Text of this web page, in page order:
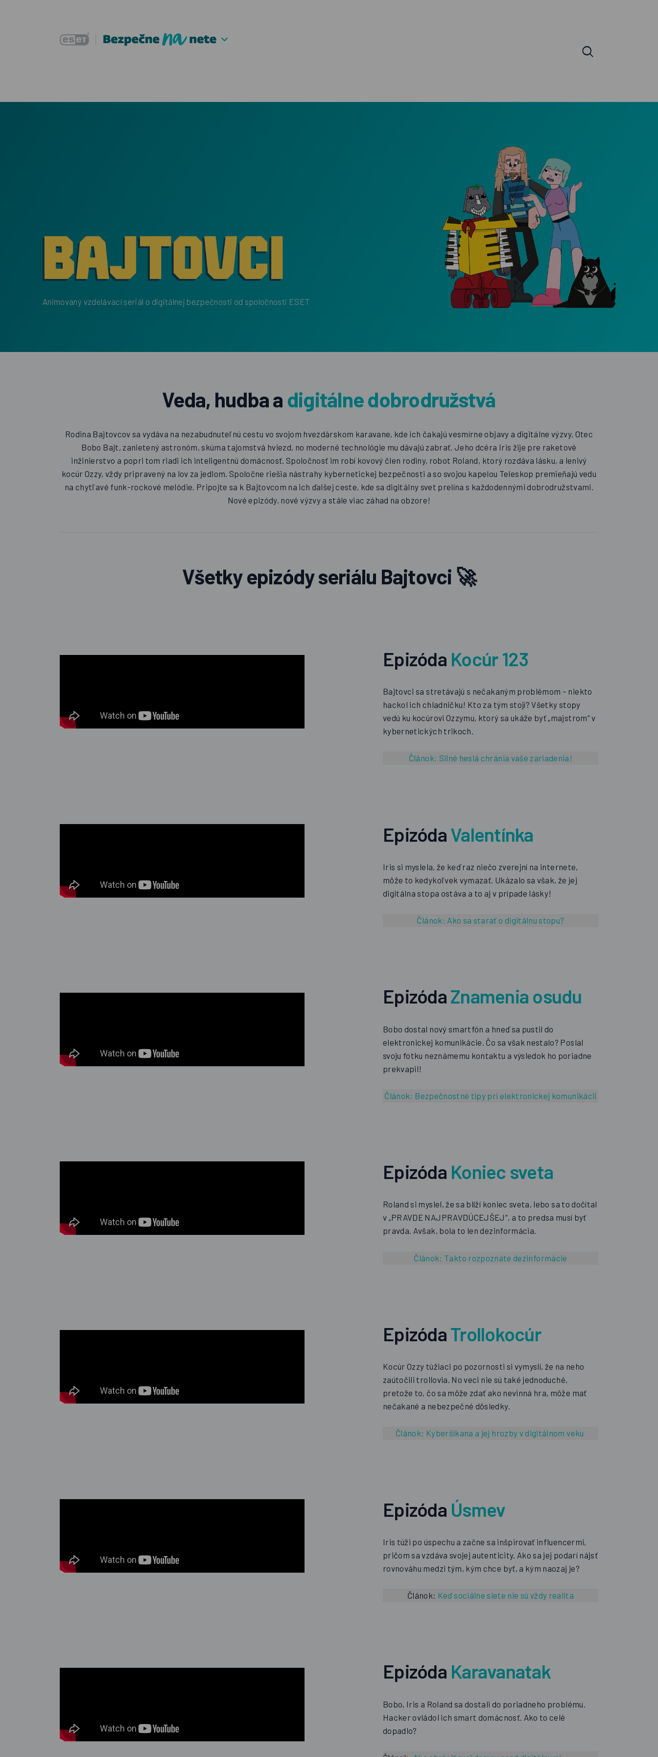
Animovaný vzdelávací seriál o digitálnej bezpečnosti od spoločnosti ESET
Veda, hudba a digitálne dobrodružstvá
Rodina Bajtovcov sa vydáva na nezabudnuteľnú cestu vo svojom hvezdárskom karavane, kde ich čakajú vesmírne objavy a digitálne výzvy. Otec
Bobo Bajt, zanietený astronóm, skúma tajomstvá hviezd, no moderné technológie mu dávajú zabrať. Jeho dcéra Iris žije pre raketové
inžinierstvo a popri tom riadi ich inteligentnú domácnosť. Spoločnosť im robí kovový člen rodiny, robot Roland, ktorý rozdáva lásku, a lenivý
kocúr Ozzy, vždy pripravený na lov za jedlom. Spoločne riešia nástrahy kybernetickej bezpečnosti a so svojou kapelou Teleskop premieňajú vedu
na chytľavé funk-rockové melódie. Pripojte sa k Bajtovcom na ich ďalšej ceste, kde sa digitálny svet prelína s každodennými dobrodružstvami.
Nové epizódy, nové výzvy a stále viac záhad na obzore!
Všetky epizódy seriálu Bajtovci 🚀
Epizóda Kocúr 123
Bajtovci sa stretávajú s nečakaným problémom – niekto
hackol ich chladničku! Kto za tým stojí? Všetky stopy
vedú ku kocúrovi Ozzymu, ktorý sa ukáže byť „majstrom“ v
kybernetických trikoch.
Článok: Silné heslá chránia vaše zariadenia!
EpizódaValentínka
Iris si myslela, že keď raz niečo zverejní na internete,
môže to kedykoľvek vymazať. Ukázalo sa však, že jej
digitálna stopa ostáva a to aj v prípade lásky!
Článok: Ako sa starať o digitálnu stopu?
EpizódaZnamenia osudu
Bobo dostal nový smartfón a hneď sa pustil do
elektronickej komunikácie. Čo sa však nestalo? Poslal
svoju fotku neznámemu kontaktu a výsledok ho poriadne
prekvapil!
Článok: Bezpečnostné tipy pri elektronickej komunikácii
Epizóda Koniec sveta
Roland si myslel, že sa blíží koniec sveta, lebo sa to dočítal
v „PRAVDE NAJPRAVDÚCEJŠEJ“, a to predsa musí byť
pravda. Avšak, bola to len dezinformácia.
Článok: Takto rozpoznáte dezinformácie
EpizódaTrollokocúr
Kocúr Ozzy túžiaci po pozornosti si vymyslí, že na neho
zaútočili trollovia. No veci nie sú také jednoduché,
pretože to, čo sa môže zdať ako nevinná hra, môže mať
nečakané a nebezpečné dôsledky.
Článok: Kyberšikana a jej hrozby v digitálnom veku
Epizóda Úsmev
Iris túži po úspechu a začne sa inšpirovať influencermi,
pričom sa vzdáva svojej autenticity. Ako sa jej podarí nájsť
rovnováhu medzi tým, kým chce byť, a kým naozaj je?
Článok: Keď sociálne siete nie sú vždy realita
Epizóda Karavanatak
Bobo, Iris a Roland sa dostali do poriadneho problému.
Hacker ovládol ich smart domácnosť. Ako to celé
dopadlo?